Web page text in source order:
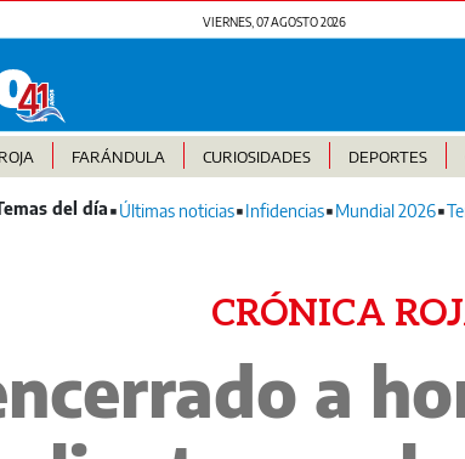
VIERNES, 07 AGOSTO 2026
FARÁNDULA CURIOSIDADES DEPORTES
Últimas noticias Infidencias Mundial 2026
CRÓNICA
a